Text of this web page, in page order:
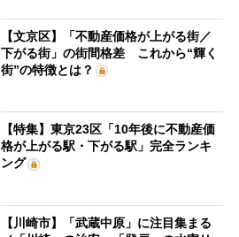
【文京区】「不動産価格が上がる街／
下がる街」の街間格差 これから“輝く
街”の特徴とは？
【特集】東京23区「10年後に不動産価
格が上がる駅・下がる駅」完全ランキ
ング
【川崎市】「武蔵中原」に注目集まる